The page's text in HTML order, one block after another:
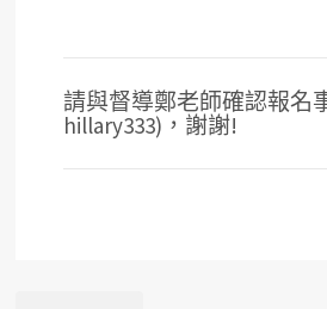
請與督導鄭老師確認報名
hillary333)，謝謝!